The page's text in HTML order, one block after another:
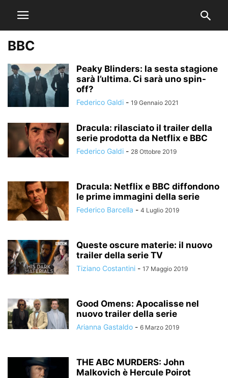
BBC
Peaky Blinders: la sesta stagione
sarà l’ultima. Ci sarà uno spin-
off?
Federico Galdi - 19 Gennaio 2021
Dracula: rilasciato il trailer della
serie prodotta da Netflix e BBC
Federico Galdi - 28 Ottobre 2019
Dracula: Netflix e BBC diffondono
le prime immagini della serie
Federico Barcella - 4 Luglio 2019
Queste oscure materie: il nuovo
trailer della serie TV
Tiziano Costantini - 17 Maggio 2019
Good Omens: Apocalisse nel
nuovo trailer della serie
Arianna Gastaldo - 6 Marzo 2019
THE ABC MURDERS: John
Malkovich è Hercule Poirot